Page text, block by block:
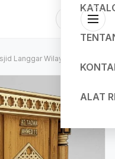
ALAT
Langgar Wilayah